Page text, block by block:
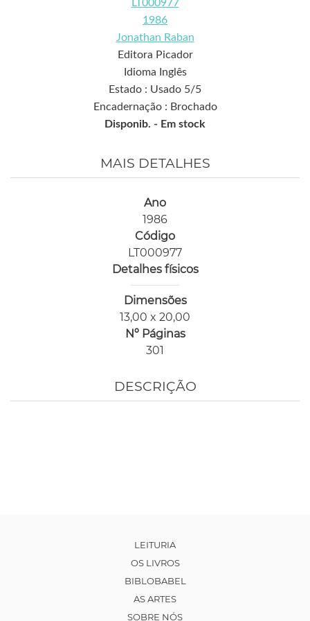
LT000977
1986
Jonathan Raban
Editora Picador
Idioma Inglês
Estado : Usado 5/5
Encadernação : Brochado
Disponib. - Em stock
MAIS DETALHES
Ano
1986
Código
LT000977
Detalhes físicos
Dimensões
13,00 x 20,00
Nº Páginas
301
DESCRIÇÃO
LEITURIA
OS LIVROS
BIBLOBABEL
AS ARTES
SOBRE NÓS